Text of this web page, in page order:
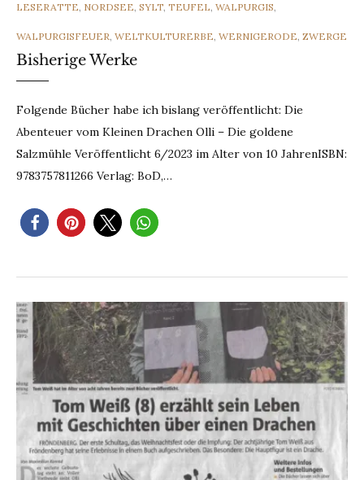
LESERATTE, NORDSEE, SYLT, TEUFEL, WALPURGIS,
WALPURGISFEUER, WELTKULTURERBE, WERNIGERODE, ZWERGE
Bisherige Werke
Folgende Bücher habe ich bislang veröffentlicht: Die
Abenteuer vom Kleinen Drachen Olli – Die goldene
Salzmühle Veröffentlicht 6/2023 im Alter von 10 JahrenISBN:
9783757811266 Verlag: BoD,…